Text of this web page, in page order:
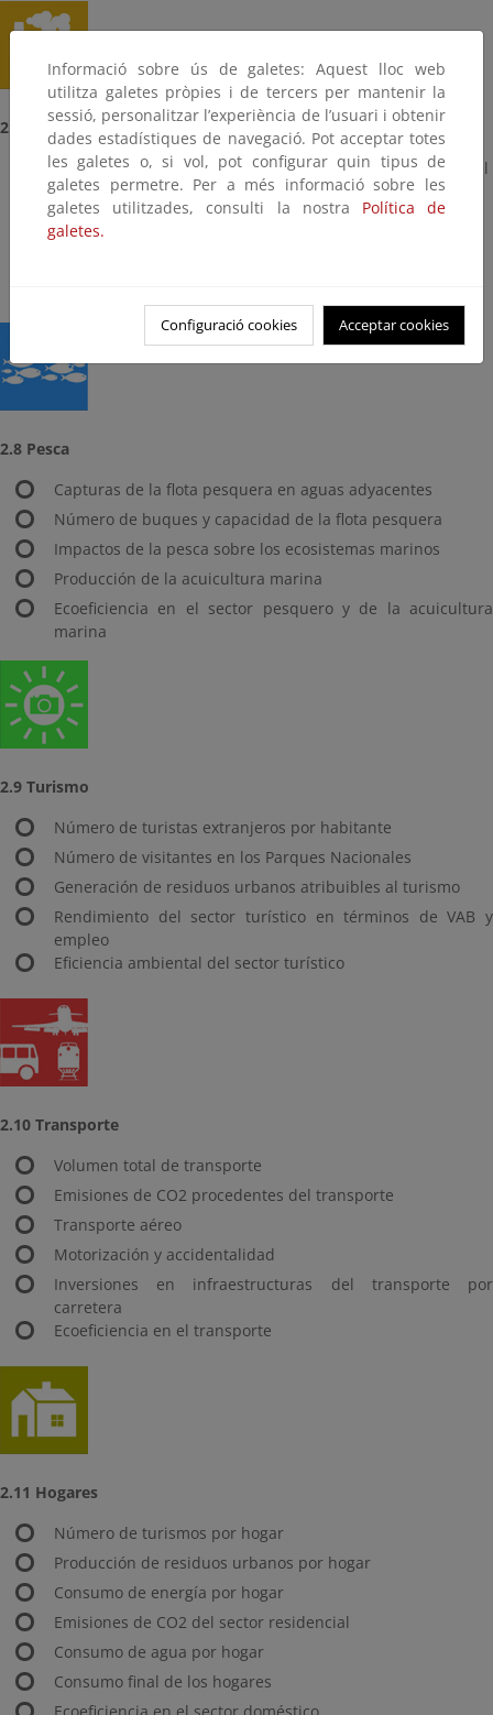
2.7 Industria
Emisiones a la atmósfera procedentes del sector industrial
Consumo de energía en el sector industrial
Necesidad total de materiales
2.8 Pesca
Capturas de la flota pesquera en aguas adyacentes
Número de buques y capacidad de la flota pesquera
Impactos de la pesca sobre los ecosistemas marinos
Producción de la acuicultura marina
Ecoeficiencia en el sector pesquero y de la acuicultura
marina
2.9 Turismo
Número de turistas extranjeros por habitante
Número de visitantes en los Parques Nacionales
Generación de residuos urbanos atribuibles al turismo
Rendimiento del sector turístico en términos de VAB y
empleo
Eficiencia ambiental del sector turístico
2.10 Transporte
Volumen total de transporte
Emisiones de CO2 procedentes del transporte
Transporte aéreo
Motorización y accidentalidad
Inversiones en infraestructuras del transporte por
carretera
Ecoeficiencia en el transporte
2.11 Hogares
Número de turismos por hogar
Producción de residuos urbanos por hogar
Consumo de energía por hogar
Emisiones de CO2 del sector residencial
Consumo de agua por hogar
Consumo final de los hogares
Informació sobre ús de galetes: Aquest lloc web
utilitza galetes pròpies i de tercers per mantenir la
sessió, personalitzar l’experiència de l’usuari i obtenir
dades estadístiques de navegació. Pot acceptar totes
les galetes o, si vol, pot configurar quin tipus de
galetes permetre. Per a més informació sobre les
galetes utilitzades, consulti la nostra Política de
galetes.
Configuració cookies Acceptar cookies